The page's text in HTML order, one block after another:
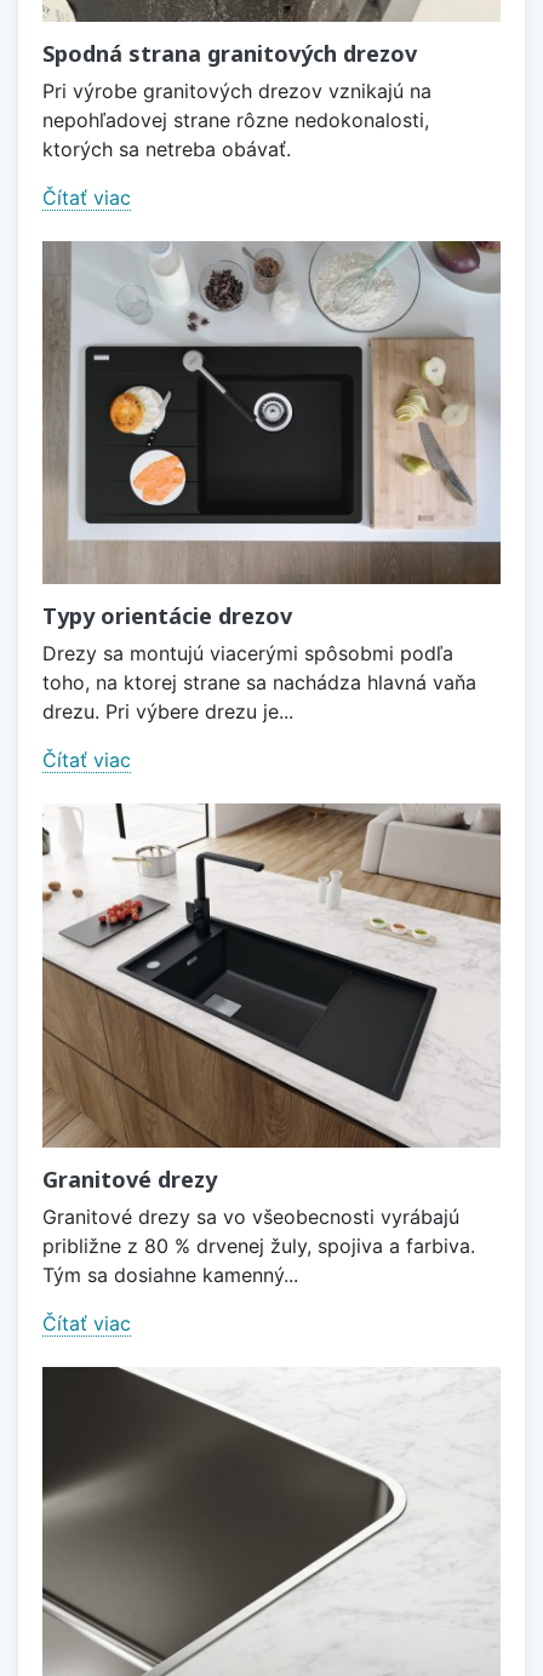
Spodná strana granitových drezov
Pri výrobe granitových drezov vznikajú na
nepohľadovej strane rôzne nedokonalosti,
ktorých sa netreba obávať.
Čítať viac
Typy orientácie drezov
Drezy sa montujú viacerými spôsobmi podľa
toho, na ktorej strane sa nachádza hlavná vaňa
drezu. Pri výbere drezu je...
Čítať viac
Granitové drezy
Granitové drezy sa vo všeobecnosti vyrábajú
približne z 80 % drvenej žuly, spojiva a farbiva.
Tým sa dosiahne kamenný...
Čítať viac